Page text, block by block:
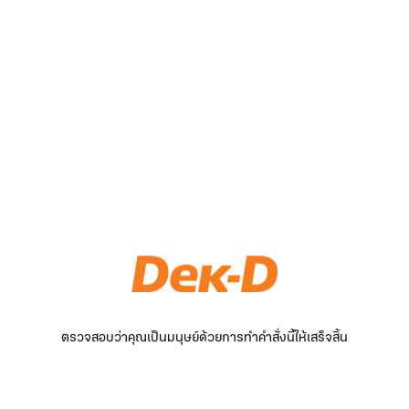
ตรวจสอบว่าคุณเป็นมนุษย์ด้วยการทำคำสั่งนี้ให้เสร็จสิ้น